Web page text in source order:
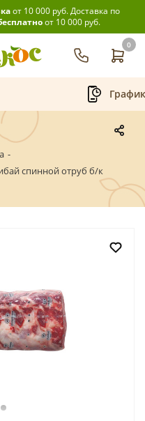
от 10 000 руб.Доставка по
от 10 000 руб.
0
-
спинной отруб б/к